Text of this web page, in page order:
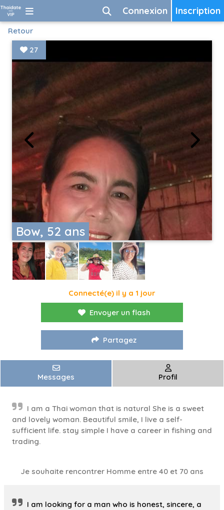
Inscription
Connexion
Retour
Bow, 52 ans
27
Connecté(e) il y a 1 jour
Envoyer un flash
Partagez
Messages Profil
I am a Thai woman that is natural She is a sweet
and lovely woman. Beautiful smile, I live a self-
sufficient life. stay simple I have a career in fishing and
trading.
Je souhaite rencontrer Homme entre 40 et 70 ans
I am looking for a man who is honest, sincere, a